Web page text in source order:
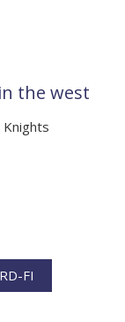
the west
Knights
FI